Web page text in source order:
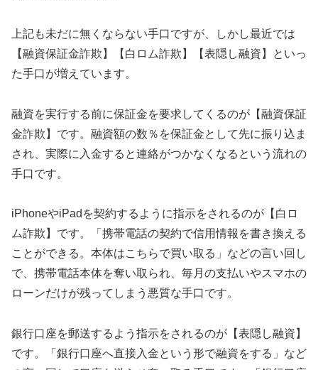
上記も未だに無くならない手口ですが、しかし最近では
【融資保証金詐欺】【白ロム詐欺】【表隠し融資】といっ
た手口が増えています。
融資を実行する前に保証金を要求してくるのが【融資保証
金詐欺】です。融資額の数％を保証金として先に振り込ま
され、実際に入金すると連絡がつかなくなるという流れの
手口です。
iPhoneやiPadを契約するように指示をされるのが【白ロ
ム詐欺】です。「携帯電話の契約で信用情報を書き換える
ことができる。本体はこちらで買い取る」などの言い回し
で、携帯電話本体を奪い取られ、毎月の支払いやスマホの
ローンだけが残ってしまう悪質な手口です。
銀行口座を郵送するよう指示をされるのが【表隠し融資】
です。「銀行口座へ直接入金という形で融資をする」など